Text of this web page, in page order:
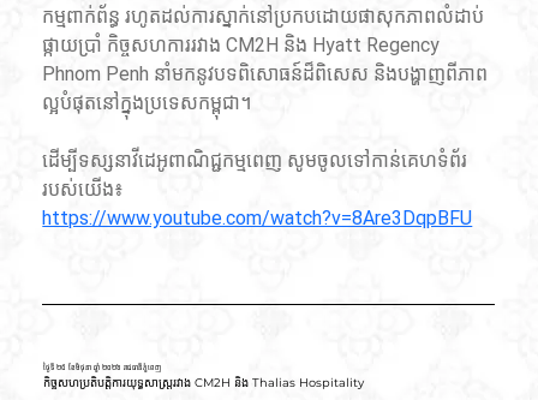
កម្មពាក់ព័ន្ធ រហូតដល់ការស្នាក់នៅប្រកបដោយផាសុកភាពលំដាប់
ផ្កាយប្រាំ កិច្ចសហការរវាង CM2H និង Hyatt Regency
Phnom Penh នាំមកនូវបទពិសោធន៍ដ៏ពិសេស និងបង្ហាញពីភាព
ល្អបំផុតនៅក្នុង​ប្រទេសកម្ពុជា។
ដើម្បីទស្សនាវីដេអូពាណិជ្ជកម្មពេញ សូមចូលទៅកាន់គេហទំព័រ
របស់យើង៖
https://www.youtube.com/watch?v=8Are3DqpBFU
ថ្ងៃទី ២៥ ខែមិថុនា ឆ្នាំ ២០២៦ រាជធានីភ្នំពេញ
កិច្ចសហប្រតិបត្តិការយុទ្ធសាស្ត្ររវាង CM2H និង Thalias Hospitality